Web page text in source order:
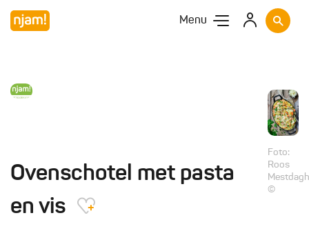
Menu
Ovenschotel met pasta
en vis
Foto:
Roos
©